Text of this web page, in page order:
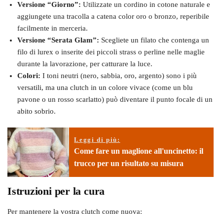
Versione “Giorno”: Utilizzate un cordino in cotone naturale e
aggiungete una tracolla a catena color oro o bronzo, reperibile
facilmente in merceria.
Versione “Serata Glam”: Scegliete un filato che contenga un
filo di lurex o inserite dei piccoli strass o perline nelle maglie
durante la lavorazione, per catturare la luce.
Colori: I toni neutri (nero, sabbia, oro, argento) sono i più
versatili, ma una clutch in un colore vivace (come un blu
pavone o un rosso scarlatto) può diventare il punto focale di un
abito sobrio.
Leggi di più:
Come fare un maglione all'uncinetto: il
trucco per un risultato su misura
Istruzioni per la cura
Per mantenere la vostra clutch come nuova: